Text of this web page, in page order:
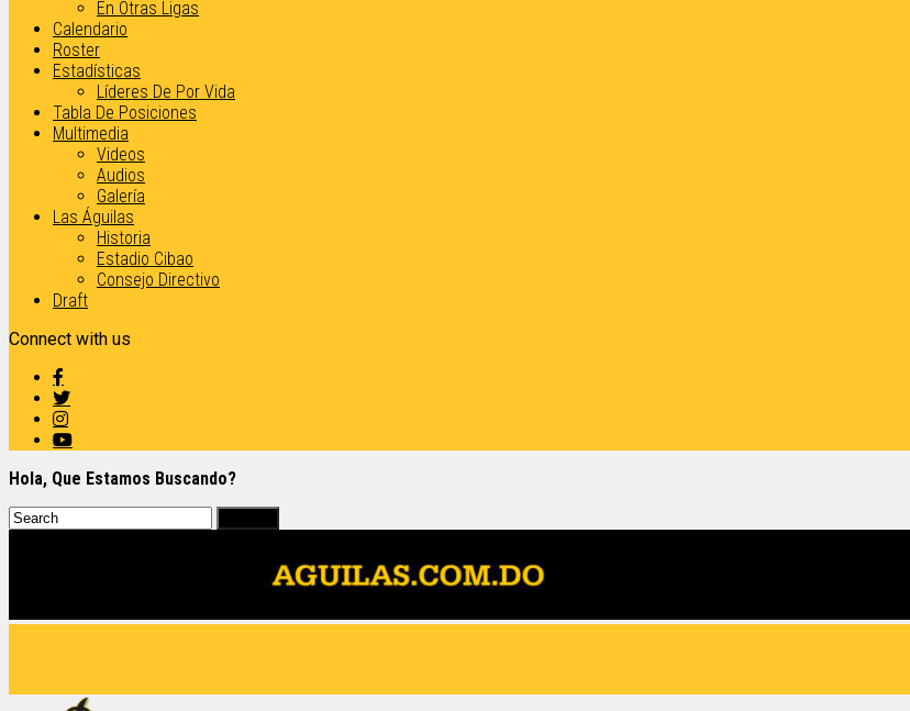
En Otras Ligas
Calendario
Roster
Estadísticas
Líderes De Por Vida
Tabla De Posiciones
Multimedia
Videos
Audios
Galería
Las Águilas
Historia
Estadio Cibao
Consejo Directivo
Draft
Connect with us
Hola, Que Estamos Buscando?